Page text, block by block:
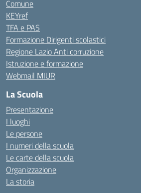
Comune
KEYref
TFA e PAS
Formazione Dirigenti scolastici
Regione Lazio Anti corruzione
Istruzione e formazione
Webmail MIUR
La Scuola
Presentazione
I luoghi
Le persone
I numeri della scuola
Le carte della scuola
Organizzazione
La storia